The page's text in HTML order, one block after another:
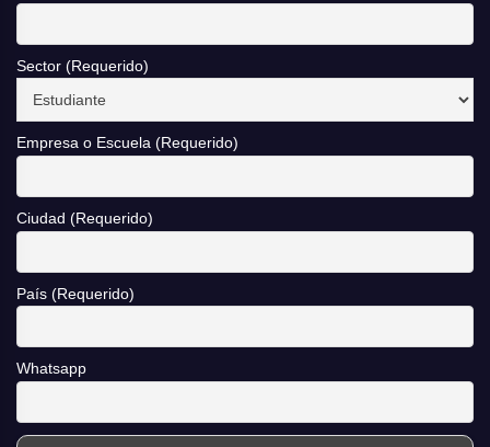
Sector (Requerido)
Empresa o Escuela (Requerido)
Ciudad (Requerido)
País (Requerido)
Whatsapp